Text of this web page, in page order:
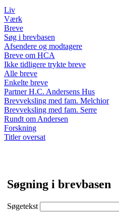
Liv
Værk
Breve
Søg i brevbasen
Afsendere og modtagere
Breve om HCA
Ikke tidligere trykte breve
Alle breve
Enkelte breve
Partner H.C. Andersens Hus
Brevveksling med fam. Melchior
Brevveksling med fam. Serre
Rundt om Andersen
Forskning
Titler oversat
Søgning i brevbasen
Søgetekst